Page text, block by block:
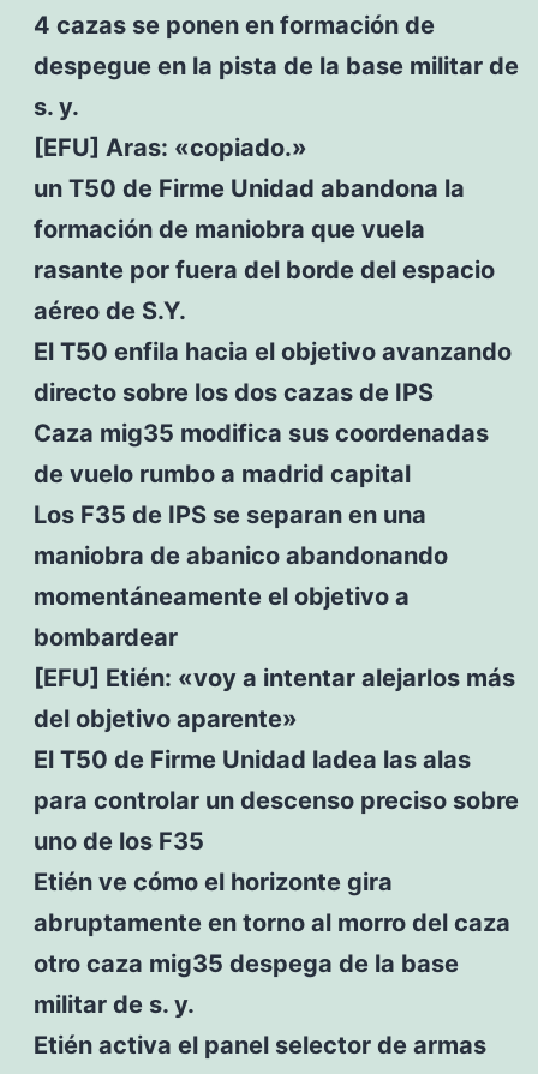
4 cazas se ponen en formación de
despegue en la pista de la base militar de
s. y.
[EFU] Aras: «copiado.»
un T50 de Firme Unidad abandona la
formación de maniobra que vuela
rasante por fuera del borde del espacio
aéreo de S.Y.
El T50 enfila hacia el objetivo avanzando
directo sobre los dos cazas de IPS
Caza mig35 modifica sus coordenadas
de vuelo rumbo a madrid capital
Los F35 de IPS se separan en una
maniobra de abanico abandonando
momentáneamente el objetivo a
bombardear
[EFU] Etién: «voy a intentar alejarlos más
del objetivo aparente»
El T50 de Firme Unidad ladea las alas
para controlar un descenso preciso sobre
uno de los F35
Etién ve cómo el horizonte gira
abruptamente en torno al morro del caza
otro caza mig35 despega de la base
militar de s. y.
Etién activa el panel selector de armas